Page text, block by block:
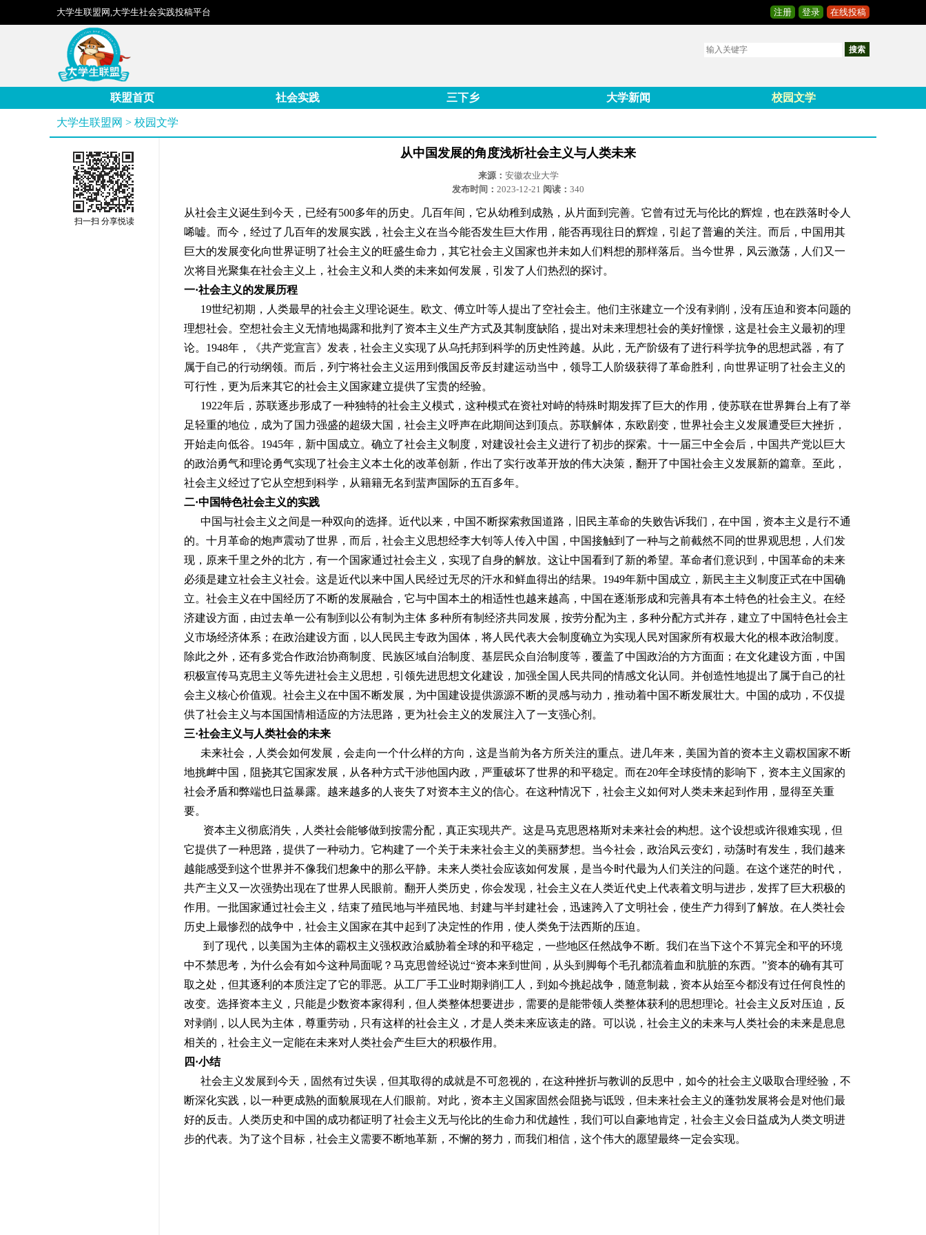
注册 登录 在线投稿
大学生联盟网,大学生社会实践投稿平台
搜索
联盟首页 社会实践 三下乡 大学新闻 校园文学
大学生联盟网 > 校园文学
扫一扫 分享悦读
从中国发展的角度浅析社会主义与人类未来
来源： 安徽农业大学
发布时间： 2023-12-21 阅读： 340
从社会主义诞生到今天，已经有500多年的历史。几百年间，它从幼稚到成熟，从片面到完善。它曾有过无与伦比的辉煌，也在跌落时令人
唏嘘。而今，经过了几百年的发展实践，社会主义在当今能否发生巨大作用，能否再现往日的辉煌，引起了普遍的关注。而后，中国用其
巨大的发展变化向世界证明了社会主义的旺盛生命力，其它社会主义国家也并未如人们料想的那样落后。当今世界，风云激荡，人们又一
次将目光聚集在社会主义上，社会主义和人类的未来如何发展，引发了人们热烈的探讨。
一·社会主义的发展历程
19世纪初期，人类最早的社会主义理论诞生。欧文、傅立叶等人提出了空社会主。他们主张建立一个没有剥削，没有压迫和资本问题的
理想社会。空想社会主义无情地揭露和批判了资本主义生产方式及其制度缺陷，提出对未来理想社会的美好憧憬，这是社会主义最初的理
论。1948年，《共产党宣言》发表，社会主义实现了从乌托邦到科学的历史性跨越。从此，无产阶级有了进行科学抗争的思想武器，有了
属于自己的行动纲领。而后，列宁将社会主义运用到俄国反帝反封建运动当中，领导工人阶级获得了革命胜利，向世界证明了社会主义的
可行性，更为后来其它的社会主义国家建立提供了宝贵的经验。
1922年后，苏联逐步形成了一种独特的社会主义模式，这种模式在资社对峙的特殊时期发挥了巨大的作用，使苏联在世界舞台上有了举
足轻重的地位，成为了国力强盛的超级大国，社会主义呼声在此期间达到顶点。苏联解体，东欧剧变，世界社会主义发展遭受巨大挫折，
开始走向低谷。1945年，新中国成立。确立了社会主义制度，对建设社会主义进行了初步的探索。十一届三中全会后，中国共产党以巨大
的政治勇气和理论勇气实现了社会主义本土化的改革创新，作出了实行改革开放的伟大决策，翻开了中国社会主义发展新的篇章。至此，
社会主义经过了它从空想到科学，从籍籍无名到蜚声国际的五百多年。
二·中国特色社会主义的实践
中国与社会主义之间是一种双向的选择。近代以来，中国不断探索救国道路，旧民主革命的失败告诉我们，在中国，资本主义是行不通
的。十月革命的炮声震动了世界，而后，社会主义思想经李大钊等人传入中国，中国接触到了一种与之前截然不同的世界观思想，人们发
现，原来千里之外的北方，有一个国家通过社会主义，实现了自身的解放。这让中国看到了新的希望。革命者们意识到，中国革命的未来
必须是建立社会主义社会。这是近代以来中国人民经过无尽的汗水和鲜血得出的结果。1949年新中国成立，新民主主义制度正式在中国确
立。社会主义在中国经历了不断的发展融合，它与中国本土的相适性也越来越高，中国在逐渐形成和完善具有本土特色的社会主义。在经
济建设方面，由过去单一公有制到以公有制为主体 多种所有制经济共同发展，按劳分配为主，多种分配方式并存，建立了中国特色社会主
义市场经济体系；在政治建设方面，以人民民主专政为国体，将人民代表大会制度确立为实现人民对国家所有权最大化的根本政治制度。
除此之外，还有多党合作政治协商制度、民族区域自治制度、基层民众自治制度等，覆盖了中国政治的方方面面；在文化建设方面，中国
积极宣传马克思主义等先进社会主义思想，引领先进思想文化建设，加强全国人民共同的情感文化认同。并创造性地提出了属于自己的社
会主义核心价值观。社会主义在中国不断发展，为中国建设提供源源不断的灵感与动力，推动着中国不断发展壮大。中国的成功，不仅提
供了社会主义与本国国情相适应的方法思路，更为社会主义的发展注入了一支强心剂。
三·社会主义与人类社会的未来
未来社会，人类会如何发展，会走向一个什么样的方向，这是当前为各方所关注的重点。进几年来，美国为首的资本主义霸权国家不断
地挑衅中国，阻挠其它国家发展，从各种方式干涉他国内政，严重破坏了世界的和平稳定。而在20年全球疫情的影响下，资本主义国家的
社会矛盾和弊端也日益暴露。越来越多的人丧失了对资本主义的信心。在这种情况下，社会主义如何对人类未来起到作用，显得至关重
要。
资本主义彻底消失，人类社会能够做到按需分配，真正实现共产。这是马克思恩格斯对未来社会的构想。这个设想或许很难实现，但
它提供了一种思路，提供了一种动力。它构建了一个关于未来社会主义的美丽梦想。当今社会，政治风云变幻，动荡时有发生，我们越来
越能感受到这个世界并不像我们想象中的那么平静。未来人类社会应该如何发展，是当今时代最为人们关注的问题。在这个迷茫的时代，
共产主义又一次强势出现在了世界人民眼前。翻开人类历史，你会发现，社会主义在人类近代史上代表着文明与进步，发挥了巨大积极的
作用。一批国家通过社会主义，结束了殖民地与半殖民地、封建与半封建社会，迅速跨入了文明社会，使生产力得到了解放。在人类社会
历史上最惨烈的战争中，社会主义国家在其中起到了决定性的作用，使人类免于法西斯的压迫。
到了现代，以美国为主体的霸权主义强权政治威胁着全球的和平稳定，一些地区任然战争不断。我们在当下这个不算完全和平的环境
中不禁思考，为什么会有如今这种局面呢？马克思曾经说过“资本来到世间，从头到脚每个毛孔都流着血和肮脏的东西。”资本的确有其可
取之处，但其逐利的本质注定了它的罪恶。从工厂手工业时期剥削工人，到如今挑起战争，随意制裁，资本从始至今都没有过任何良性的
改变。选择资本主义，只能是少数资本家得利，但人类整体想要进步，需要的是能带领人类整体获利的思想理论。社会主义反对压迫，反
对剥削，以人民为主体，尊重劳动，只有这样的社会主义，才是人类未来应该走的路。可以说，社会主义的未来与人类社会的未来是息息
相关的，社会主义一定能在未来对人类社会产生巨大的积极作用。
四·小结
社会主义发展到今天，固然有过失误，但其取得的成就是不可忽视的，在这种挫折与教训的反思中，如今的社会主义吸取合理经验，不
断深化实践，以一种更成熟的面貌展现在人们眼前。对此，资本主义国家固然会阻挠与诋毁，但未来社会主义的蓬勃发展将会是对他们最
好的反击。人类历史和中国的成功都证明了社会主义无与伦比的生命力和优越性，我们可以自豪地肯定，社会主义会日益成为人类文明进
步的代表。为了这个目标，社会主义需要不断地革新，不懈的努力，而我们相信，这个伟大的愿望最终一定会实现。